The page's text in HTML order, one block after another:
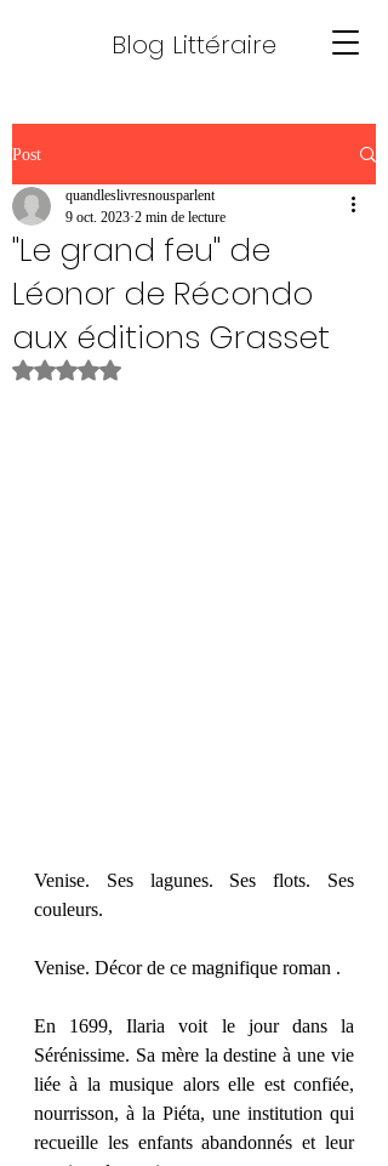
Blog Littéraire
Post
"Le grand feu" de
Léonor de Récondo
aux éditions Grasset
quandleslivresnousparlent
9 oct. 2023 2 min de lecture
Noté NaN étoiles sur 5.
Venise. Ses lagunes. Ses flots. Ses
couleurs.
Venise. Décor de ce magnifique roman .
En 1699, Ilaria voit le jour dans la
Sérénissime. Sa mère la destine à une vie
liée à la musique alors elle est confiée,
nourrisson, à la Piéta, une institution qui
recueille les enfants abandonnés et leur